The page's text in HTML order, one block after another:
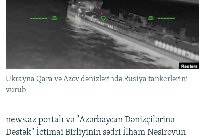
Ukrayna Qara və Azov dənizlərində Rusiya tankerlərini
vurub
news.az portalı və "Azərbaycan Dənizçilərinə
Dəstək" İctimai Birliyinin sədri İlham Nəsirovun